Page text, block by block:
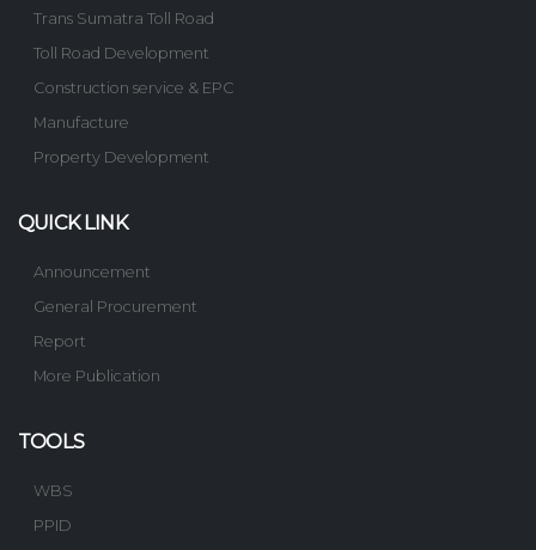
Trans Sumatra Toll Road
Toll Road Development
Construction service & EPC
Manufacture
Property Development
QUICK LINK
Announcement
General Procurement
Report
More Publication
TOOLS
WBS
PPID